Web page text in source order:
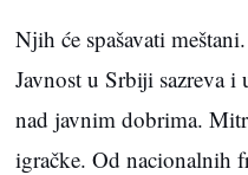
Nјih će spašavati
Javnost u Srbiji sazreva
nad javnim dobrima.
igračke. Od nacionalnih